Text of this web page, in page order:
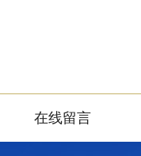
在线留言